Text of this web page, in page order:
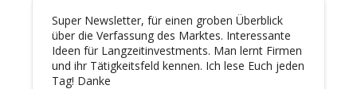
Super Newsletter, für einen groben Überblick
über die Verfassung des Marktes. Interessante
Ideen für Langzeitinvestments. Man lernt Firmen
und ihr Tätigkeitsfeld kennen. Ich lese Euch jeden
Tag! Danke